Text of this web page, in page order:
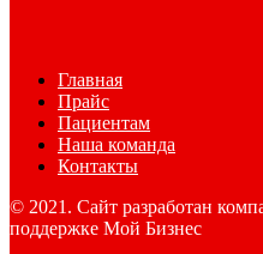
Главная
Прайс
Пациентам
Наша команда
Контакты
© 2021. Сайт разработан
поддержке Мой Бизнес